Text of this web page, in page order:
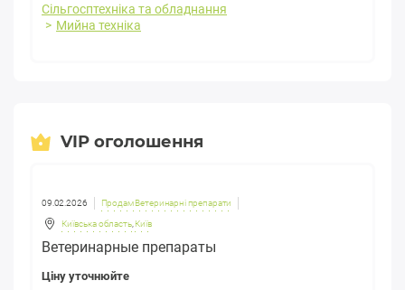
Сільгосптехніка та обладнання
Мийна техніка
VIP оголошення
09.02.2026 Продам Ветеринарні препарати
Київська область, Київ
Ветеринарные препараты
Ціну уточнюйте